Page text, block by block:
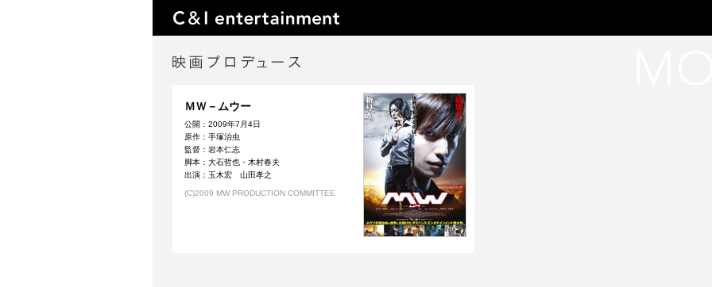
ＭＷ－ムウー
公開：2009年7月4日
原作：手塚治虫
監督：岩本仁志
脚本：大石哲也・木村春夫
出演：玉木宏 山田孝之
(C)2009 MW PRODUCTION COMMITTEE